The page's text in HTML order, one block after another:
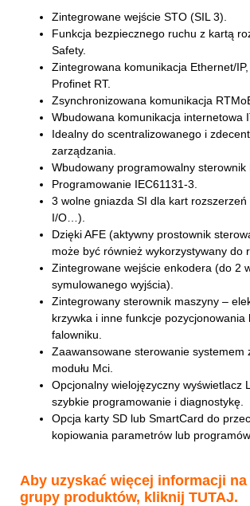
Zintegrowane wejście STO (SIL 3).
Funkcja bezpiecznego ruchu z kartą
Safety.
Zintegrowana komunikacja Ethernet/
Profinet RT.
Zsynchronizowana komunikacja
Wbudowana komunikacja internetowa
Idealny do scentralizowanego i
zarządzania.
Wbudowany programowalny sterownik
Programowanie IEC61131-3.
3 wolne gniazda SI dla kart rozszerzeń
I/O…).
Dzięki AFE (aktywny prostownik
może być również wykorzystywany do
Zintegrowane wejście enkodera (do 2
symulowanego wyjścia).
Zintegrowany sterownik maszyny –
krzywka i inne funkcje pozycjonowania
falowniku.
Zaawansowane sterowanie systemem
modułu Mci.
Opcjonalny wielojęzyczny wyświetlacz
szybkie programowanie i diagnostykę.
Opcja karty SD lub SmartCard do
kopiowania parametrów lub programów
Aby uzyskać więcej informacji na
grupy produktów, kliknij TUTAJ.